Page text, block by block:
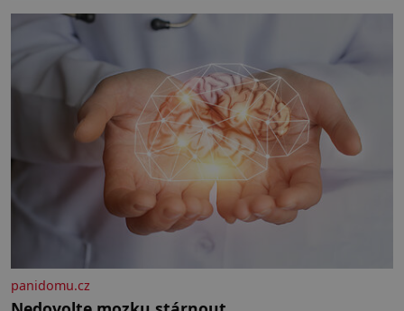
„pravých“ živoucích trpaslíků
konče. Dokonce jsou tu i první
narozenými dětmi! Novorozenci,
umístění ve zdejším zařízení, jsou
[…]
panidomu.cz